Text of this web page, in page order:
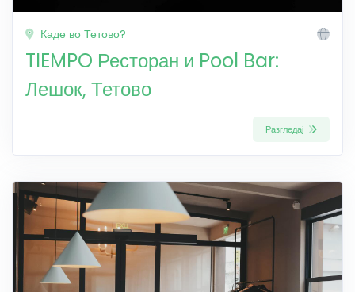
Каде во Тетово?
TIEMPO Ресторан и Pool Bar:
Лешок, Тетово
Разгледај